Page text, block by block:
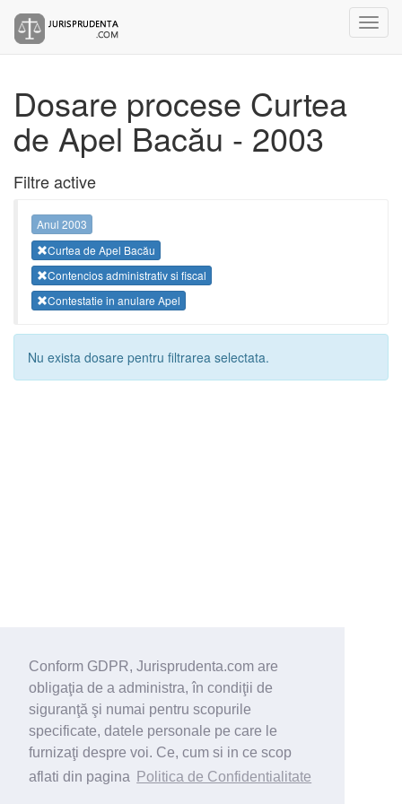
Conform GDPR, Jurisprudenta.com are
obligaţia de a administra, în condiţii de
siguranţă şi numai pentru scopurile
specificate, datele personale pe care le
furnizaţi despre voi. Ce, cum si in ce scop
aflati din pagina
Politica de Confidentialitate
Dosare procese Curtea
de Apel Bacău - 2003
Filtre active
Anul 2003
Curtea de Apel Bacău
Contencios administrativ si fiscal
Contestatie in anulare Apel
Nu exista dosare pentru filtrarea selectata.